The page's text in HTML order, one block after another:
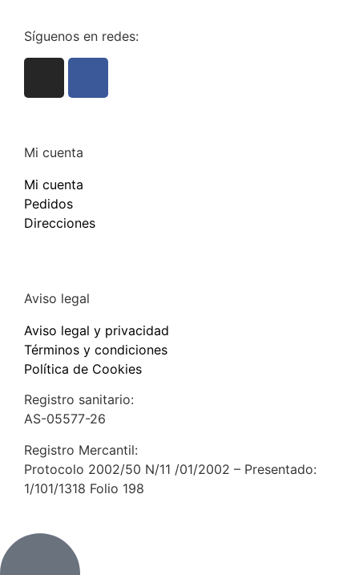
Síguenos en redes:
Mi cuenta
Mi cuenta
Pedidos
Direcciones
Aviso legal
Aviso legal y privacidad
Términos y condiciones
Política de Cookies
Registro sanitario:
AS-05577-26
Registro Mercantil:
Protocolo 2002/50 N/11 /01/2002 – Presentado:
1/101/1318 Folio 198